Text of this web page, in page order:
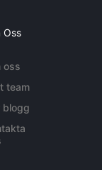
Oss
oss
team
blogg